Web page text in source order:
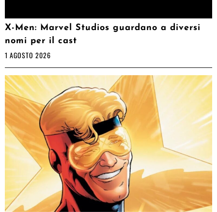
X-Men: Marvel Studios guardano a diversi
nomi per il cast
1 AGOSTO 2026